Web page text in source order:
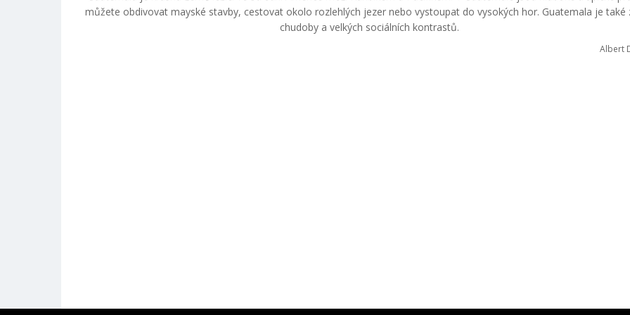
můžete obdivovat mayské stavby, cestovat okolo rozlehlých jezer nebo vystoupat do vysokých hor. Guatemala je také
chudoby a velkých sociálních kontrastů.
Albert